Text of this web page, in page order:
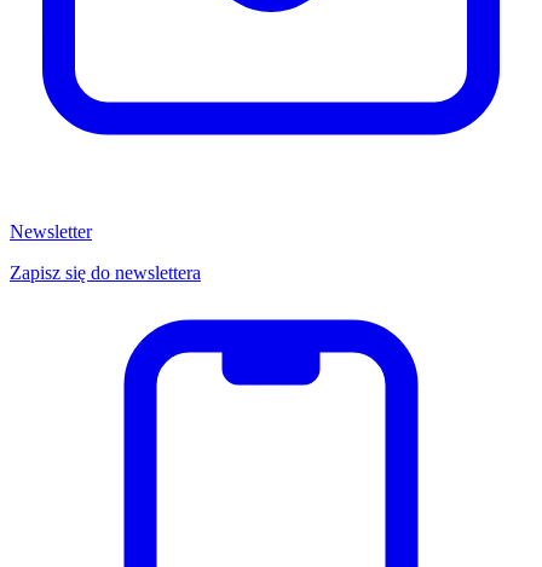
Newsletter
Zapisz się do newslettera